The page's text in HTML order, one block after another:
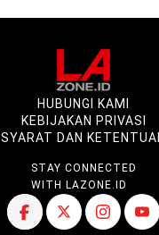
HUBUNGI KAMI
KEBIJAKAN PRIVASI
SYARAT DAN
STAY CONNECTED
WITH LAZONE.ID